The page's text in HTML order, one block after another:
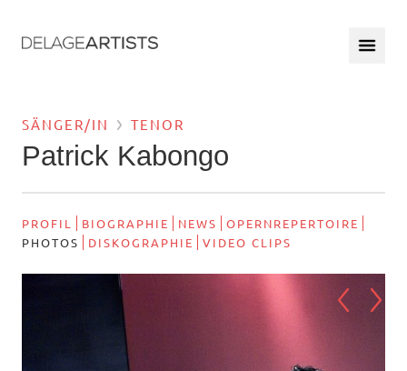
SÄNGER/IN TENOR
Patrick Kabongo
PROFIL BIOGRAPHIE NEWS
OPERNREPERTOIRE
PHOTOS
DISKOGRAPHIE VIDEO CLIPS